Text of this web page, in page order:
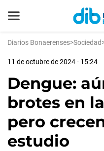
Diarios Bonaerenses>Sociedad
11 de octubre de 2024 - 15:24
Dengue:
brotes en
pero
estudio